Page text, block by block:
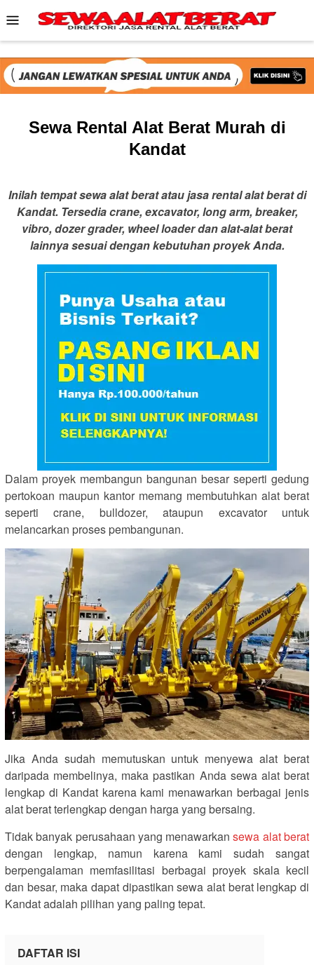
to
content
Mobile
Menu
Sewa Rental Alat Berat Murah di
Kandat
Inilah tempat sewa alat berat atau jasa rental alat berat di
Kandat. Tersedia crane, excavator, long arm, breaker,
vibro, dozer grader, wheel loader dan alat-alat berat
lainnya sesuai dengan kebutuhan proyek Anda.
Dalam proyek membangun bangunan besar seperti gedung
pertokoan maupun kantor memang membutuhkan alat berat
seperti crane, bulldozer, ataupun excavator untuk
melancarkan proses pembangunan.
Jika Anda sudah memutuskan untuk menyewa alat berat
daripada membelinya, maka pastikan Anda sewa alat berat
lengkap di Kandat karena kami menawarkan berbagai jenis
alat berat terlengkap dengan harga yang bersaing.
Tidak banyak perusahaan yang menawarkansewa alat berat
dengan lengkap, namun karena kami sudah sangat
berpengalaman memfasilitasi berbagai proyek skala kecil
dan besar, maka dapat dipastikan sewa alat berat lengkap di
Kandat adalah pilihan yang paling tepat.
DAFTAR ISI